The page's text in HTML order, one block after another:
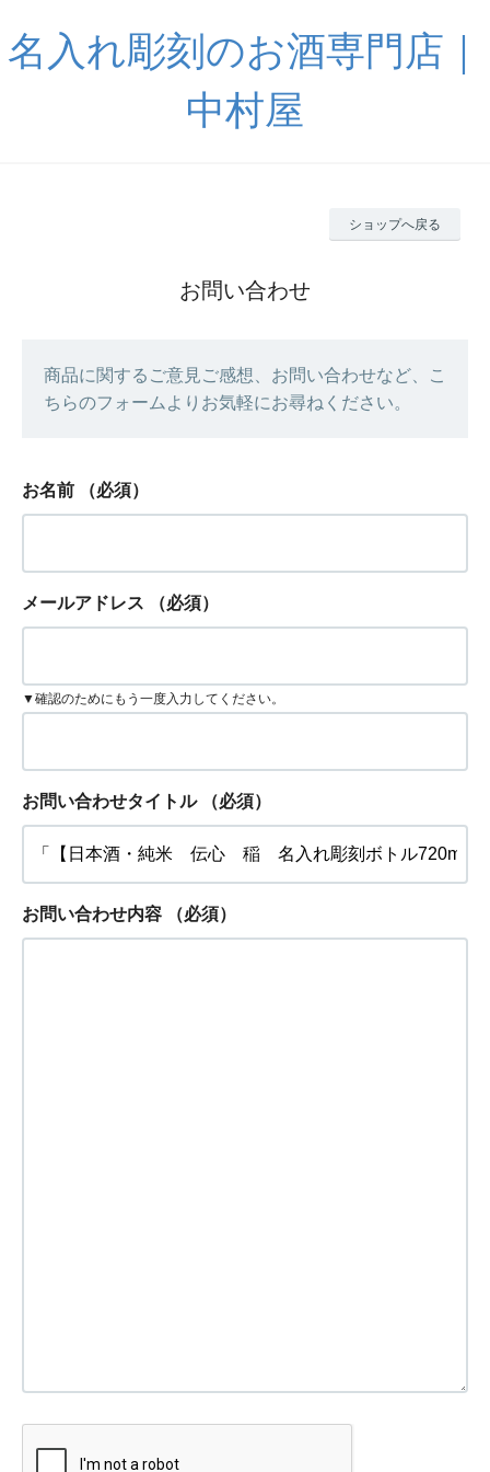
名入れ彫刻のお酒専門店｜
中村屋
ショップへ戻る
お問い合わせ
商品に関するご意見ご感想、お問い合わせなど、こ
ちらのフォームよりお気軽にお尋ねください。
お名前 （必須）
メールアドレス （必須）
▼確認のためにもう一度入力してください。
お問い合わせタイトル （必須）
お問い合わせ内容 （必須）